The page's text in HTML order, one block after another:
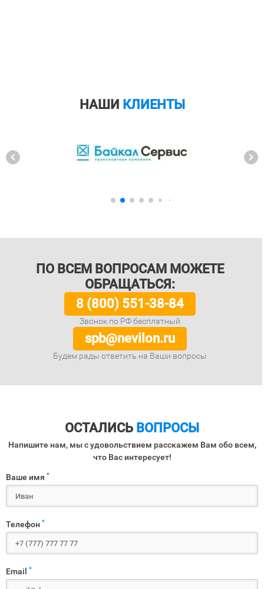
НАШИ КЛИЕНТЫ
ПО ВСЕМ ВОПРОСАМ МОЖЕТЕ
ОБРАЩАТЬСЯ:
8 (800) 551-38-84
Звонок по РФ бесплатный
spb@nevilon.ru
Будем рады ответить на Ваши вопросы
ОСТАЛИСЬ ВОПРОСЫ
Напишите нам, мы с удовольствием расскажем Вам обо всем,
что Вас интересует!
Ваше имя *
Телефон *
Email *